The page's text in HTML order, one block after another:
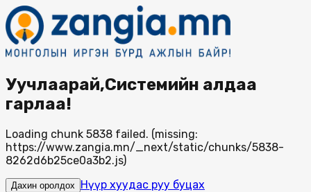
Уучлаарай,Системийн алдаа
гарлаа!
Loading chunk 5838 failed. (missing:
https://www.zangia.mn/_next/static/chunks/5838-
8262d6b25ce0a3b2.js)
Дахин оролдох Нүүр хуудас руу буцах